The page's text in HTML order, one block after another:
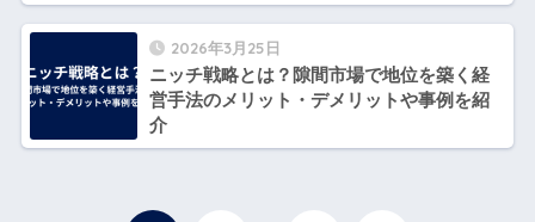
2026年3月25日
ニッチ戦略とは？隙間市場で地位を築く経
営手法のメリット・デメリットや事例を紹
介